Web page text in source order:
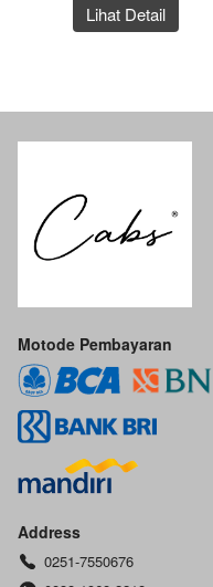
Lihat Detail
Motode Pembayaran
Address
0251-7550676